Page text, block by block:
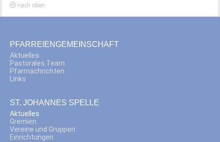
nach oben
PFARREIENGEMEINSCHAFT
Aktuelles
Pastorales Team
Pfarrnachrichten
Links
ST. JOHANNES SPELLE
Aktuelles
Gremien
Vereine und Gruppen
Einrichtungen